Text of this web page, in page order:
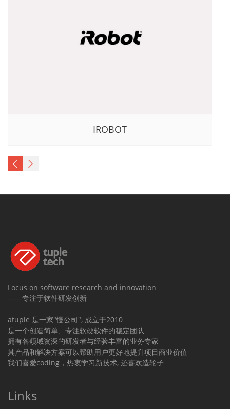
IROBOT
Focus on software research and innovation
——专注于软件研发创新
atuple 是一家"慢公司", 成立于2010
是一个创造简单、专注软硬软件的稳定团队
拥有各领域资深的研发者与经验丰富的业务专家
其产品和解决方案可以帮助用户更好地提升项目商业价值
我们喜爱coding，热衷学习新技术, 还喜欢造轮子
Links